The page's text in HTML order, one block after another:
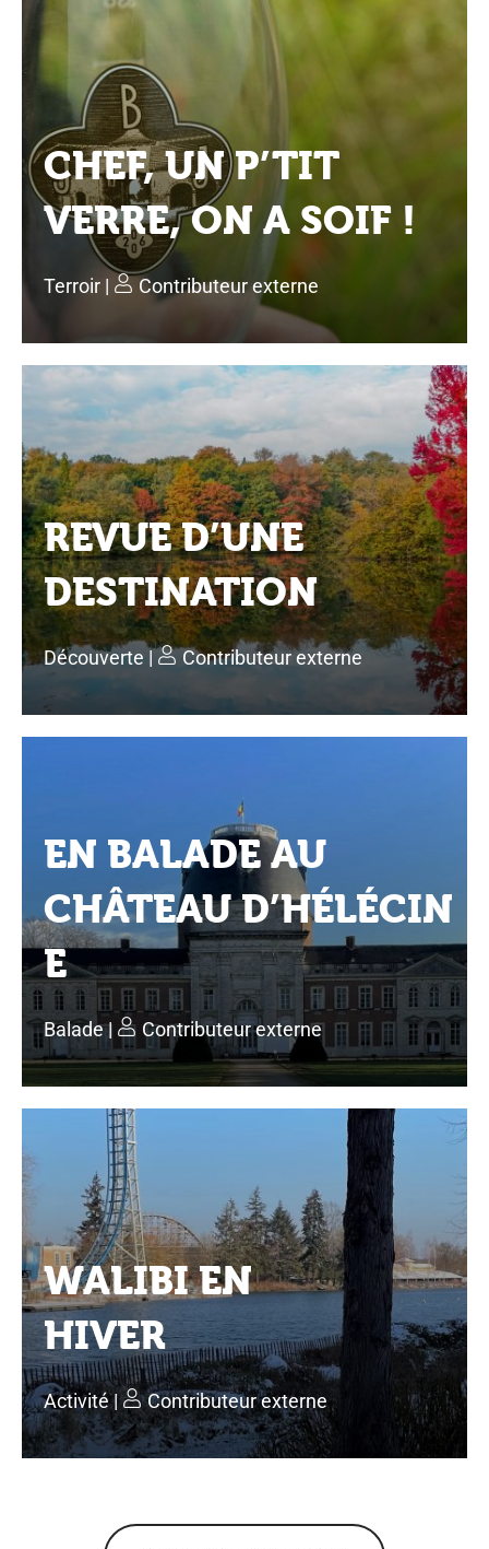
CHEF, UN P’TIT
VERRE, ON A SOIF !
Terroir | Contributeur externe
REVUE D’UNE
DESTINATION
Découverte | Contributeur externe
EN BALADE AU
CHÂTEAU D’HÉLÉCIN
E
Balade| Contributeur externe
WALIBI EN
HIVER
Activité| Contributeur externe